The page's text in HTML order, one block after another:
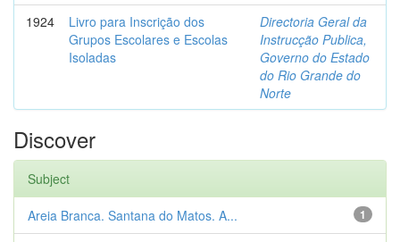
1924
Livro para Inscrição dos
Grupos Escolares e Escolas
Isoladas
Directoria Geral da
Instrucção Publica,
Governo do Estado
do Rio Grande do
Norte
Discover
Subject
1
Areia Branca. Santana do Matos. A...